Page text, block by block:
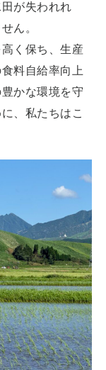
が失われれ
ん。
く保ち、生産
料自給率向上
かな環境を守
、私たちはこ